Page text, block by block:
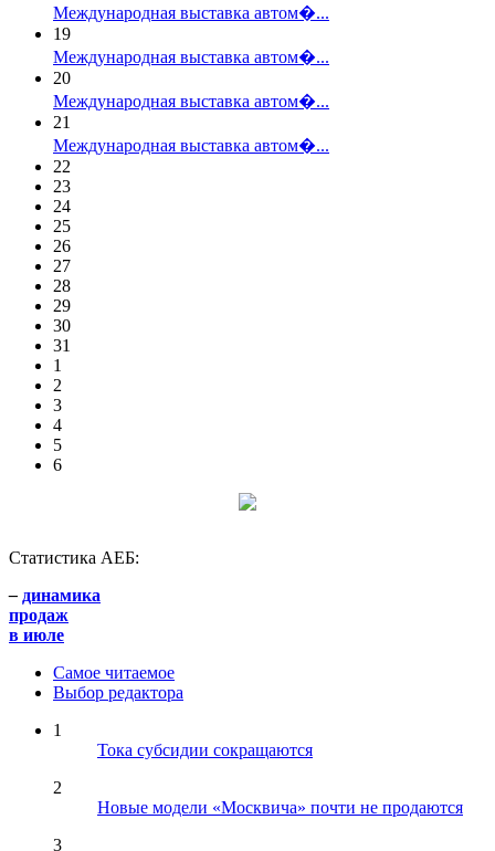
Международная выставка автом�...
19
Международная выставка автом�...
20
Международная выставка автом�...
21
Международная выставка автом�...
22
23
24
25
26
27
28
29
30
31
1
2
3
4
5
6
Статистика АЕБ:
– динамика
продаж
в июле
Самое читаемое
Выбор редактора
1
Тока субсидии сокращаются
2
Новые модели «Москвича» почти не продаются
3